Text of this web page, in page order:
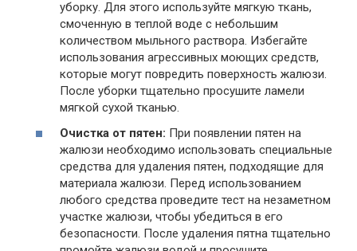
уборку. Для этого используйте мягкую ткань,
смоченную в теплой воде с небольшим
количеством мыльного раствора. Избегайте
использования агрессивных моющих средств,
которые могут повредить поверхность жалюзи.
После уборки тщательно просушите ламели
мягкой сухой тканью.
Очистка от пятен: При появлении пятен на
жалюзи необходимо использовать специальные
средства для удаления пятен, подходящие для
материала жалюзи. Перед использованием
любого средства проведите тест на незаметном
участке жалюзи, чтобы убедиться в его
безопасности. После удаления пятна тщательно